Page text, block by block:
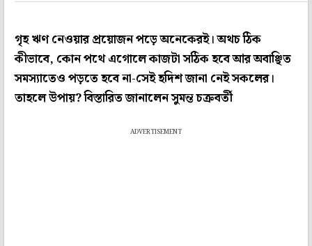
গৃহ ঋণ নেওয়ার প্রয়োজন পড়ে অনেকেরই। অথচ ঠিক
কীভাবে, কোন পথে এগোলে কাজটা সঠিক হবে আর অবাঞ্ছিত
সমস্যাতেও পড়তে হবে না-সেই হদিশ জানা নেই সকলের।
তাহলে উপায়? বিস্তারিত জানালেনসুমন্ত চক্রবর্তী
ADVERTISEMENT